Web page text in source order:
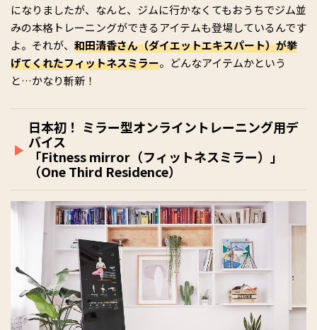
になりましたが、なんと、ジムに行かなくてもおうちでジム並
みの本格トレーニングができるアイテムも登場しているんです
よ。それが、 和田清香さん（ダイエットエキスパート）が挙
げてくれたフィットネスミラー。どんなアイテムかという
と…かなり斬新！
日本初！ ミラー型オンライントレーニング用デ
バイス
「Fitness mirror（フィットネスミラー）」
（One Third Residence）